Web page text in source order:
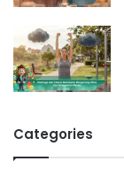
Categories